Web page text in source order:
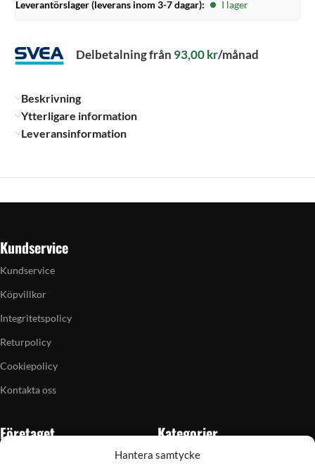
Hantera samtycke
Leverantörslager (leverans inom 3-7 dagar):
I lager
Delbetalning från 93,00kr/månad
Beskrivning
Ytterligare information
Leveransinformation
Kundservice
Kundservice
Köpvillkor
Integritetspolicy
Returpolicy
Cookiepolicy
Kontakta oss
Företaget Kategorier
Skytte